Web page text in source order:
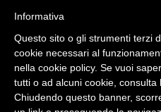
Area Riservata 2.0
Informativa
Questo sito o gli strumenti terzi
cookie necessari al
nella cookie policy. Se vuoi
tutti o ad alcuni cookie, consulta
Chiudendo questo banner,